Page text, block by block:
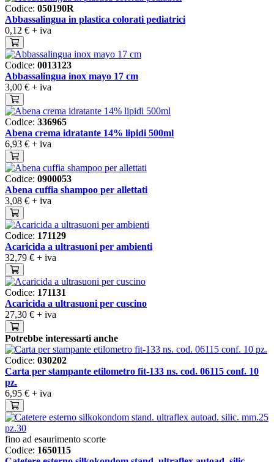
Codice: 050190R
Abbassalingua in plastica colorati pediatrici
0,12 € + iva
Codice: 0013123
Abbassalingua inox mayo 17 cm
3,00 € + iva
Codice: 336965
Abena crema idratante 14% lipidi 500ml
6,93 € + iva
Codice: 0900053
Abena cuffia shampoo per allettati
3,08 € + iva
Codice: 171129
Acaricida a ultrasuoni per ambienti
32,79 € + iva
Codice: 171131
Acaricida a ultrasuoni per cuscino
27,30 € + iva
Potrebbe interessarti anche
Codice: 030202
Carta per stampante etilometro fit-133 ns. cod. 06115 conf. 10
pz.
6,95 € + iva
fino ad esaurimento scorte
Codice: 1650115